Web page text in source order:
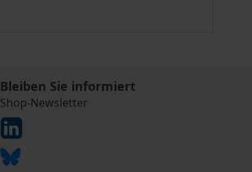
Bleiben Sie informiert
Shop-Newsletter